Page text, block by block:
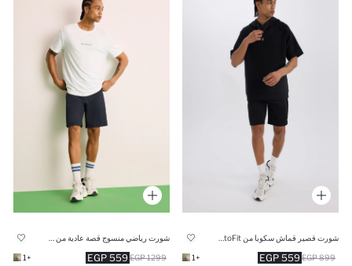
شورت قصير قماش سكوبا من DeFactoFit
559 EGP 899 EGP
+1
شورت رياضي منسوج قصة عادية من DeFactoFit
559 EGP 1299 EGP
+1